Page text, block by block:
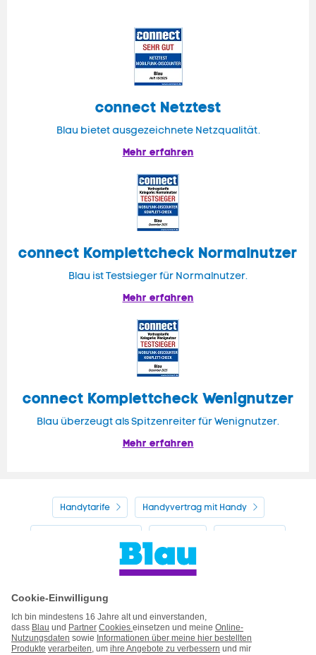
connect Netztest
Blau bietet ausgezeichnete Netzqualität.
Mehr erfahren
connect Komplettcheck Normalnutzer
Blau ist Testsieger für Normalnutzer.
Mehr erfahren
connect Komplettcheck Wenignutzer
Blau überzeugt als Spitzenreiter für Wenignutzer.
Mehr erfahren
Handytarife Handyvertrag mit Handy
Handyvertrag ohne Handy